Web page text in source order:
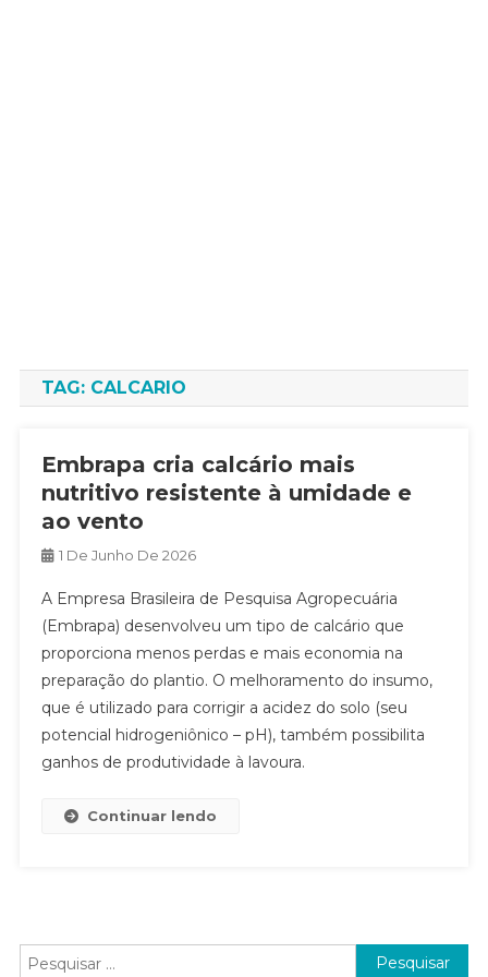
TAG: CALCARIO
Embrapa cria calcário mais
nutritivo resistente à umidade e
ao vento
1 De Junho De 2026
A Empresa Brasileira de Pesquisa Agropecuária
(Embrapa) desenvolveu um tipo de calcário que
proporciona menos perdas e mais economia na
preparação do plantio. O melhoramento do insumo,
que é utilizado para corrigir a acidez do solo (seu
potencial hidrogeniônico – pH), também possibilita
ganhos de produtividade à lavoura.
Continuar lendo
Pesquisar